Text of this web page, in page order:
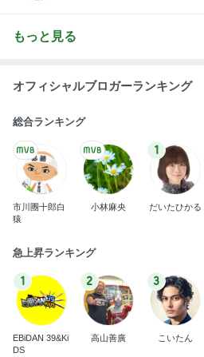
もっと見る
オフィシャルブロガーランキング
総合ランキング
市川團十郎白
猿
小林麻央
1
だいたひかる
急上昇ランキング
1
EBiDAN 39&Ki
DS
2
高山善廣
3
こいたん